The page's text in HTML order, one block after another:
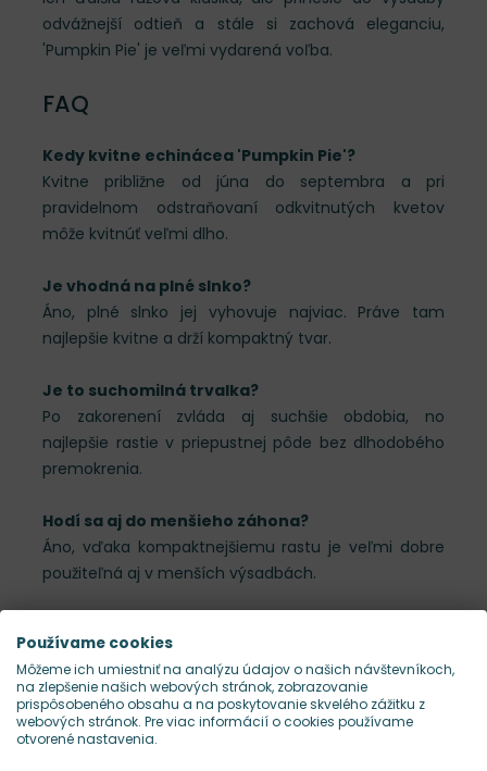
odvážnejší odtieň a stále si zachová eleganciu,
'Pumpkin Pie' je veľmi vydarená voľba.
FAQ
Kedy kvitne echinácea 'Pumpkin Pie'?
Kvitne približne od júna do septembra a pri
pravidelnom odstraňovaní odkvitnutých kvetov
môže kvitnúť veľmi dlho.
Je vhodná na plné slnko?
Áno, plné slnko jej vyhovuje najviac. Práve tam
najlepšie kvitne a drží kompaktný tvar.
Je to suchomilná trvalka?
Po zakorenení zvláda aj suchšie obdobia, no
najlepšie rastie v priepustnej pôde bez dlhodobého
premokrenia.
Hodí sa aj do menšieho záhona?
Áno, vďaka kompaktnejšiemu rastu je veľmi dobre
použiteľná aj v menších výsadbách.
Áno, podobne ako ostatné echinacey je atraktívna
pre včely, motýle aj ďalší užitočný hmyz.
Kalendár výsadby a kvitnutia
Používame cookies
Môžeme ich umiestniť na analýzu údajov o našich návštevníkoch,
na zlepšenie našich webových stránok, zobrazovanie
prispôsobeného obsahu a na poskytovanie skvelého zážitku z
webových stránok. Pre viac informácií o cookies používame
otvorené nastavenia.